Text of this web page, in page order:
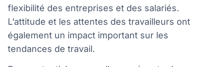
flexibilité des entreprises et des salariés.
L’attitude et les attentes des travailleurs ont
également un impact important sur les
tendances de travail.